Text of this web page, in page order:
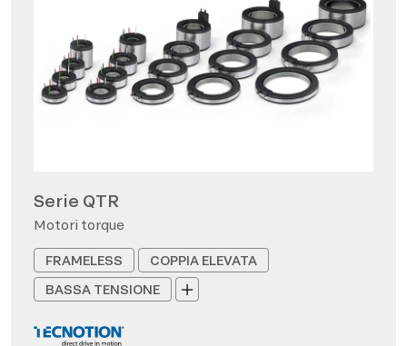
Serie QTR
Motori torque
FRAMELESS
COPPIA ELEVATA
BASSA TENSIONE